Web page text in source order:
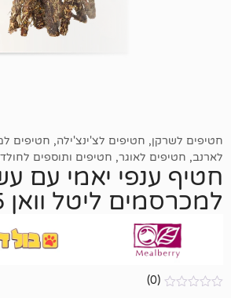
חטיפים לצ'ינצ'ילה,חטיפים למכרסמים,חטיפים
,חטיפים ותוספים לחולדה, בוס
יאמי עם עשבים
וואן 35 גרם